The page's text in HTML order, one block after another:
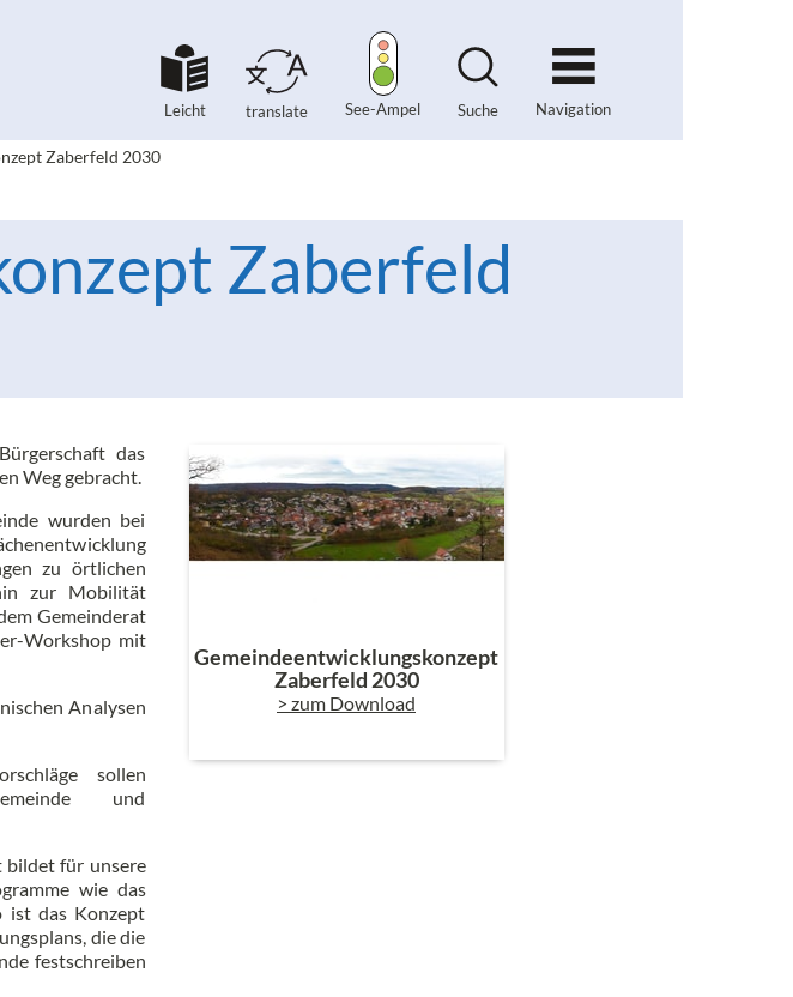
Leicht translate See-Ampel Suche Navigation
Zaberfeld 2030
Zaberfeld
das
Weg gebracht.
wurden bei
zu örtlichen
zur Mobilität
Gemeinderat
Workshop mit
Analysen
sollen
und
bildet für unsere
wie das
ist das Konzept
die die
festschreiben
Gemeindeentwicklungskonzept
Zaberfeld 2030
> zum Download